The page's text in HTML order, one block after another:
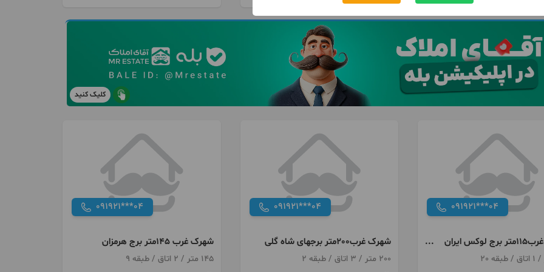
کلیک کنید
091921***04
شهرک غرب115متر برج لوکس ایران
091921***04
شهرک غرب200متر برجهای شاه گلی
200 متر / 3 اتاق / طبقه 2
091921***04
شهرک غرب 145متر برج هرمزان
145 متر / 2 اتاق / طبقه 9